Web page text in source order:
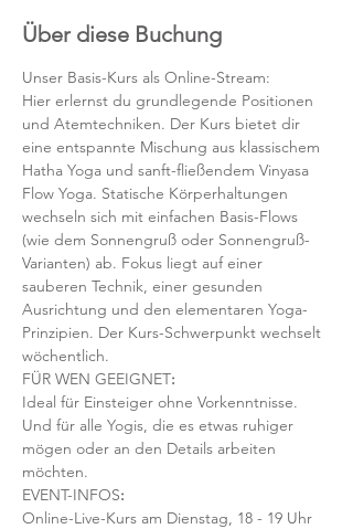
Über diese Buchung
Unser Basis-Kurs als Online-Stream:
Hier erlernst du grundlegende Positionen
und Atemtechniken. Der Kurs bietet dir
eine entspannte Mischung aus klassischem
Hatha Yoga und sanft-fließendem Vinyasa
Flow Yoga. Statische Körperhaltungen
wechseln sich mit einfachen Basis-Flows
(wie dem Sonnengruß oder Sonnengruß-
Varianten) ab. Fokus liegt auf einer
sauberen Technik, einer gesunden
Ausrichtung und den elementaren Yoga-
Prinzipien. Der Kurs-Schwerpunkt wechselt
wöchentlich.
FÜR WEN GEEIGNET:
Ideal für Einsteiger ohne Vorkenntnisse.
Und für alle Yogis, die es etwas ruhiger
mögen oder an den Details arbeiten
möchten.
EVENT-INFOS:
Online-Live-Kurs am Dienstag, 18 - 19 Uhr